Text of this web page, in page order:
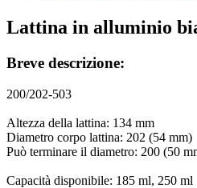
Lattina in alluminio
Breve descrizione:
200/202-503
Altezza della lattina: 134 mm
Diametro corpo lattina: 202 (54 mm)
Può terminare il diametro: 200 (50
Capacità disponibile: 185 ml, 250 ml